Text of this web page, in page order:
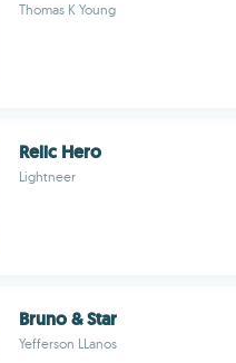
Thomas K Young
Relic Hero
Lightneer
Bruno & Star
Yefferson LLanos